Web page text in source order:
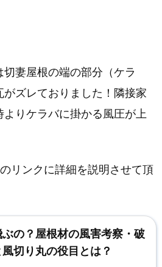
妻屋根の端の部分（ケラ
ズレておりました！隣接家
りケラバに掛かる風圧が上
リンクに詳細を説明させて頂
の？屋根材の風害考察・破
風切り丸の役目とは？